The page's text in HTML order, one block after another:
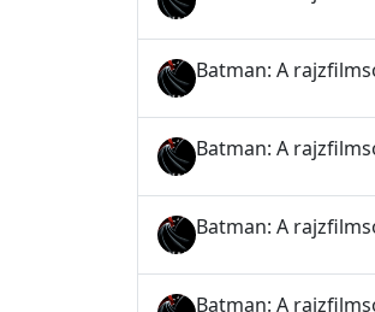
Batman: A
Batman: A
Batman: A
Batman: A